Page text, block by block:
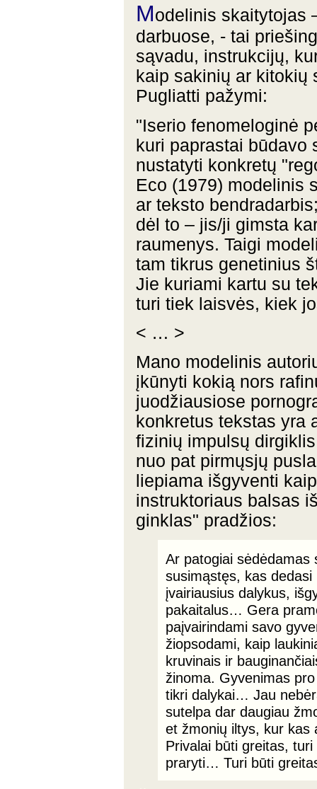
Modelinis skaitytojas
darbuose, - tai
sąvadu, instrukcijų,
kaip sakinių ar kitokių
Pugliatti pažymi:
"Iserio fenomeloginė
kuri paprastai būdavo
nustatyti konkretų
Eco (1979) modelinis
ar teksto
dėl to – jis/ji gimsta
raumenys. Taigi
tam tikrus genetinius
Jie kuriami kartu su
turi tiek laisvės, kiek
< … >
Mano modelinis
įkūnyti kokią nors
juodžiausiose
konkretus tekstas yra
fizinių impulsų
nuo pat pirmųsjų
liepiama išgyventi
instruktoriaus balsas
ginklas" pradžios:
Ar patogiai sėdėdamas
susimąstęs, kas
įvairiausius dalykus,
pakaitalus… Gera
paįvairindami savo
žiopsodami, kaip
kruvinais ir
žinoma. Gyvenimas
tikri dalykai… Jau
sutelpa dar daugiau
et žmonių iltys, kur kas
Privalai būti greitas,
praryti… Turi būti